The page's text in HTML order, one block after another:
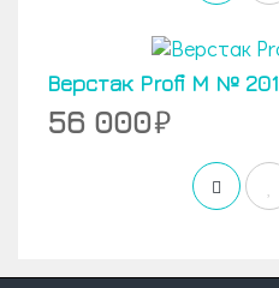
Верстак Profi M № 201
56 000